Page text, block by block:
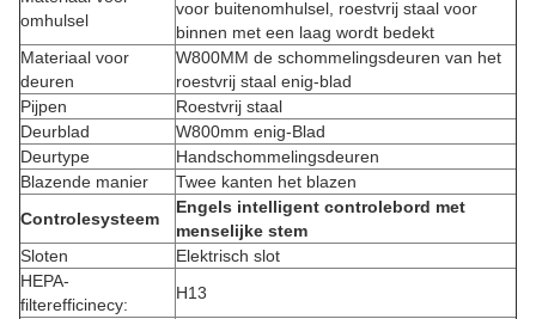
omhulsel
voor buitenomhulsel, roestvrij staal voor
binnen met een laag wordt bedekt
Materiaal voor
deuren
W800MM de schommelingsdeuren van het
roestvrij staal enig-blad
Pijpen
Roestvrij staal
Deurblad
W800mm enig-Blad
Deurtype
Handschommelingsdeuren
Blazende manier
Twee kanten het blazen
Controlesysteem
Engels intelligent controlebord met
menselijke stem
Sloten
Elektrisch slot
HEPA-
filterefficinecy:
H13